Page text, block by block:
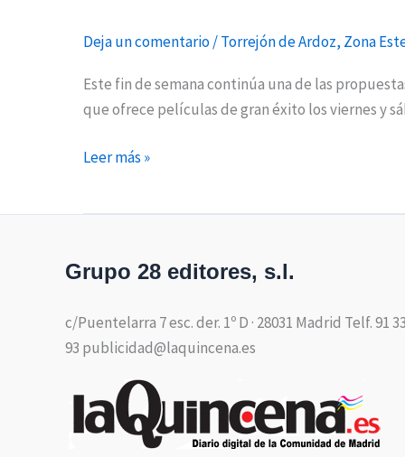
Deja un comentario/Torrejón de Ardoz, Zona
Este fin de semana continúa una de las
que ofrece películas de gran éxito los viernes y
Leer más »
Grupo 28 editores, s.l.
c/Puentelarra 7 esc. der. 1º D · 28031 Madrid Telf. 91
93 publicidad@laquincena.es